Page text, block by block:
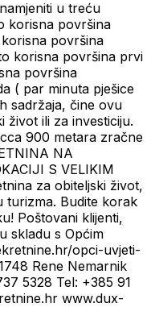
u treću
korisna površina
površina
korisna površina prvi
površina
( par minuta pješice
sadržaja, čine ovu
život ili za investiciju.
900 metara zračne
NA
S VELIKIM
za obiteljski život,
turizma. Budite korak
Poštovani klijenti,
skladu s Općim
opci-uvjeti-
Rene Nemarnik
5328 Tel: +385 91
www.dux-